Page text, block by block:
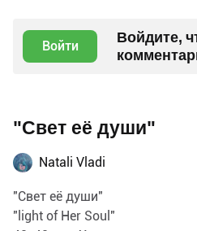
Войти
Войдите,
"Свет её души"
Natali Vladi
"Свет её души"
"light of Her Soul"